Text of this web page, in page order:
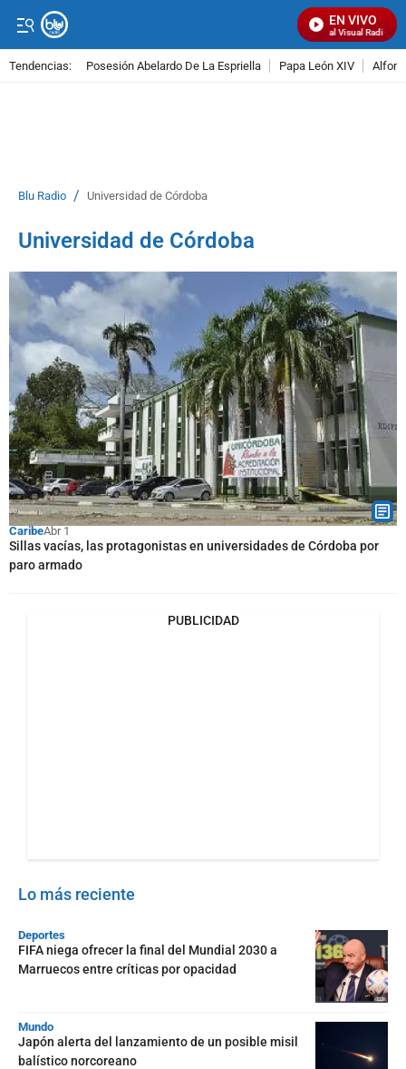
EN VIVO
Señal Visual Radio
Tendencias: Posesión Abelardo De La Espriella Papa León XIV
Blu Radio / Universidad de Córdoba
Universidad de Córdoba
CaribeAbr 1
Sillas vacías, las protagonistas en universidades de Córdoba por
paro armado
PUBLICIDAD
Lo más reciente
Deportes
FIFA niega ofrecer la final del Mundial 2030 a
Marruecos entre críticas por opacidad
Mundo
Japón alerta del lanzamiento de un posible misil
balístico norcoreano